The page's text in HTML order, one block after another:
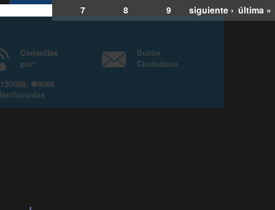
7
8 9 siguiente › última »
Consultas
6007120028, ✽8088
yVideollamadas